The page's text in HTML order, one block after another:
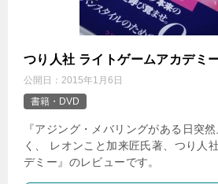
つり人社 ライトゲームアカデミ
公開日： 2015年1月6日
書籍・DVD
『アジング・メバリングがある日突
く、 レオンこと加来匠氏著、つり人
デミー』のレビューです。